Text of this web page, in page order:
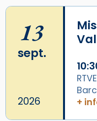
13
sept.
2026
+